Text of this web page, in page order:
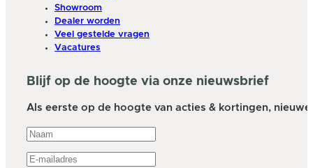
Showroom
Dealer worden
Veel gestelde vragen
Vacatures
Blijf op de hoogte via onze nieuwsbrief
Als eerste op de hoogte van acties & kortingen,